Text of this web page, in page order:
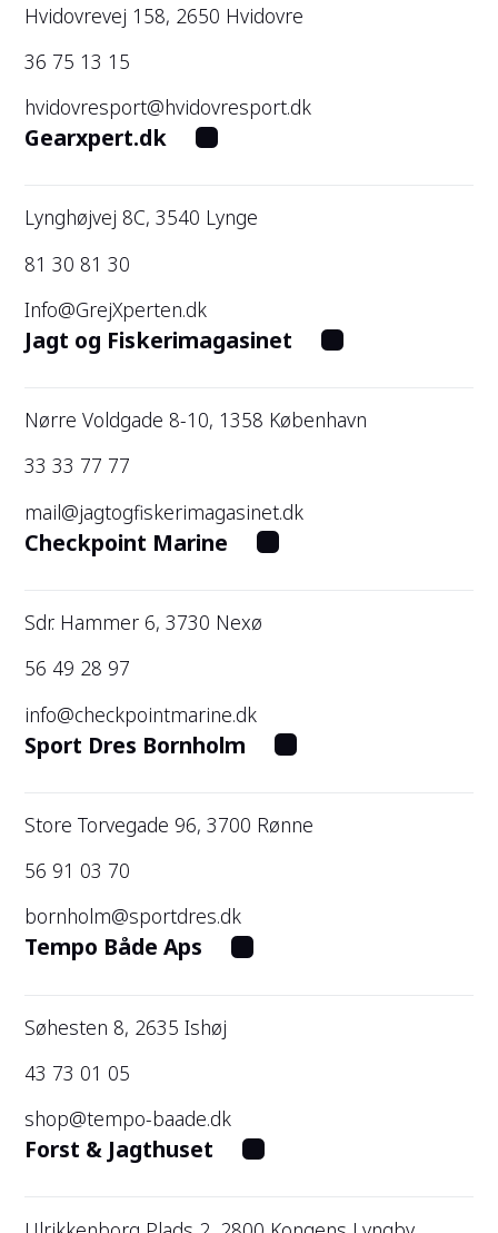
Hvidovrevej 158, 2650 Hvidovre
36 75 13 15
hvidovresport@hvidovresport.dk
Gearxpert.dk
Lynghøjvej 8C, 3540 Lynge
81 30 81 30
Info@GrejXperten.dk
Jagt og Fiskerimagasinet
Nørre Voldgade 8-10, 1358 København
33 33 77 77
mail@jagtogfiskerimagasinet.dk
Checkpoint Marine
Sdr. Hammer 6, 3730 Nexø
56 49 28 97
info@checkpointmarine.dk
Sport Dres Bornholm
Store Torvegade 96, 3700 Rønne
56 91 03 70
bornholm@sportdres.dk
Tempo Både Aps
Søhesten 8, 2635 Ishøj
43 73 01 05
shop@tempo-baade.dk
Forst & Jagthuset